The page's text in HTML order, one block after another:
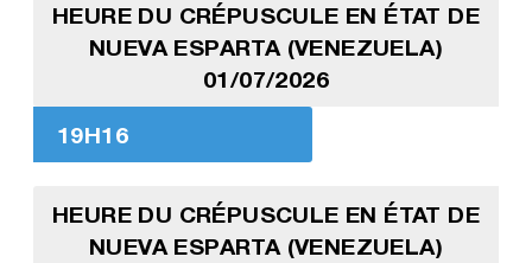
HEURE DU CRÉPUSCULE EN ÉTAT DE
NUEVA ESPARTA (VENEZUELA)
01/07/2026
19H16
HEURE DU CRÉPUSCULE EN ÉTAT DE
NUEVA ESPARTA (VENEZUELA)